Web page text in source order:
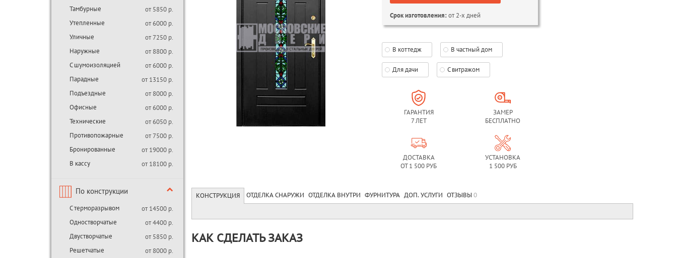
Тамбурные
от 5850 р.
Утепленные
от 6000 р.
Уличные
от 7250 р.
Наружные
от 8800 р.
С шумоизоляцией
от 6000 р.
Парадные
от 13150 р.
Подъездные
от 8000 р.
Офисные
от 6000 р.
Технические
от 6050 р.
Противопожарные
от 7500 р.
Бронированные
от 19000 р.
В кассу
от 18100 р.
По конструкции
С терморазрывом
от 14500 р.
Одностворчатые
от 4400 р.
Двустворчатые
от 5850 р.
Решетчатые
от 8000 р.
Срок изготовления:от 2-х дней
В коттедж В частный дом
Для дачи С витражом
ГАРАНТИЯ
7 ЛЕТ
ЗАМЕР
БЕСПЛАТНО
ДОСТАВКА
ОТ 1 500 РУБ
УСТАНОВКА
1 500 РУБ
КОНСТРУКЦИЯ ОТДЕЛКА СНАРУЖИ ОТДЕЛКА ВНУТРИ ФУРНИТУРА ДОП. УСЛУГИ ОТЗЫВЫ 0
КАК СДЕЛАТЬ ЗАКАЗ